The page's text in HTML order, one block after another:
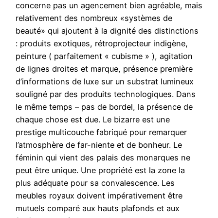
concerne pas un agencement bien agréable, mais
relativement des nombreux «systèmes de
beauté» qui ajoutent à la dignité des distinctions
: produits exotiques, rétroprojecteur indigène,
peinture ( parfaitement « cubisme » ), agitation
de lignes droites et marque, présence première
d’informations de luxe sur un substrat lumineux
souligné par des produits technologiques. Dans
le même temps – pas de bordel, la présence de
chaque chose est due. Le bizarre est une
prestige multicouche fabriqué pour remarquer
l’atmosphère de far-niente et de bonheur. Le
féminin qui vient des palais des monarques ne
peut être unique. Une propriété est la zone la
plus adéquate pour sa convalescence. Les
meubles royaux doivent impérativement être
mutuels comparé aux hauts plafonds et aux